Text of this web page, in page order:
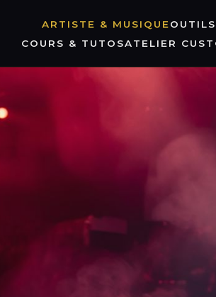
ARTISTE & MUSIQUE
COURS & TUTOSATELIER